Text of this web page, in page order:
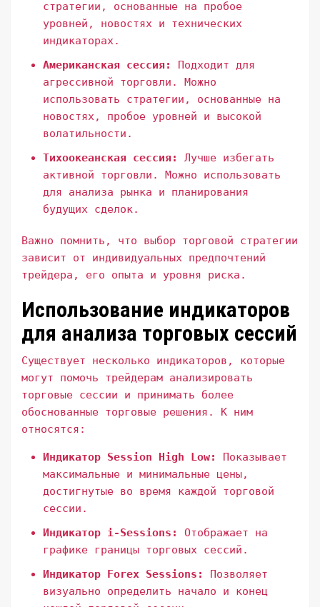
стратегии, основанные на пробое
уровней, новостях и технических
индикаторах.
Американская сессия:
Подходит для
агрессивной торговли. Можно
использовать стратегии, основанные на
новостях, пробое уровней и высокой
волатильности.
Тихоокеанская сессия:
Лучше избегать
активной торговли. Можно использовать
для анализа рынка и планирования
будущих сделок.
Важно помнить, что выбор торговой стратегии
зависит от индивидуальных предпочтений
трейдера, его опыта и уровня риска.
Использование индикаторов
для анализа торговых сессий
Существует несколько индикаторов, которые
могут помочь трейдерам анализировать
торговые сессии и принимать более
обоснованные торговые решения. К ним
относятся:
Индикатор Session High Low:
Показывает
максимальные и минимальные цены,
достигнутые во время каждой торговой
сессии.
Индикатор i-Sessions:
Отображает на
графике границы торговых сессий.
Индикатор Forex Sessions:
Позволяет
визуально определить начало и конец